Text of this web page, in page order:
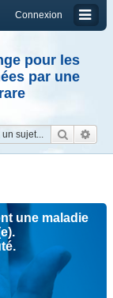
Connexion
pour les
par une
une maladie